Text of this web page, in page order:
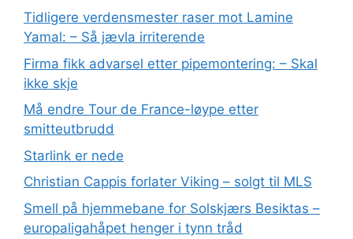
Tidligere verdensmester raser mot Lamine
Yamal: – Så jævla irriterende
Firma fikk advarsel etter pipemontering: – Skal
ikke skje
Må endre Tour de France-løype etter
smitteutbrudd
Starlink er nede
Christian Cappis forlater Viking – solgt til MLS
Smell på hjemmebane for Solskjærs Besiktas –
europaligahåpet henger i tynn tråd